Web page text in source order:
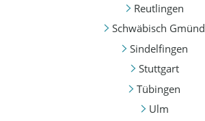
Reutlingen
Schwäbisch Gmünd
Sindelfingen
Stuttgart
Tübingen
Ulm